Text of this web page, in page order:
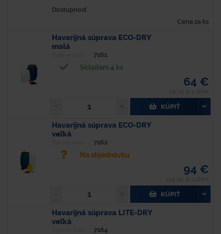
Dostupnosť
Cena za ks
Havarijná súprava ECO-DRY
malá
7161
Skladom 4 ks
64 €
KÚPIŤ
Havarijná súprava ECO-DRY
veľká
7162
Na objednávku
94 €
KÚPIŤ
Havarijná súprava LITE-DRY
veľká
7164